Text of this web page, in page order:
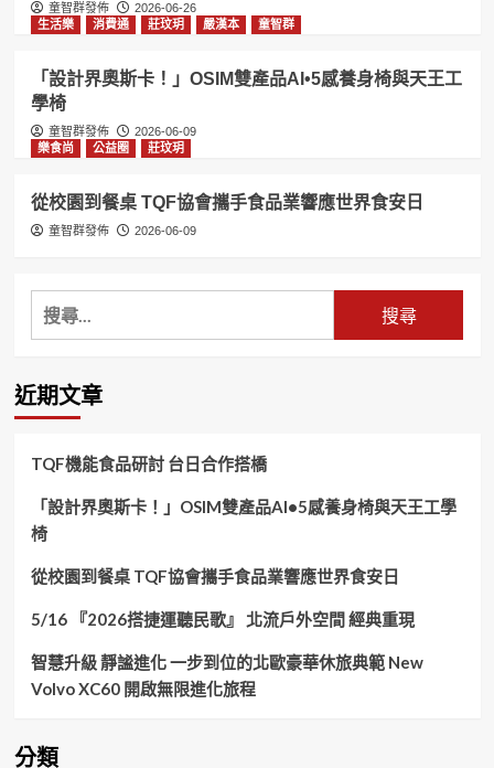
童智群發佈
2026-06-26
生活樂
消費通 莊玟玥 嚴漢本 童智群
「設計界奧斯卡！」OSIM雙產品AI•5感養身椅與天王工
學椅
童智群發佈
2026-06-09
樂食尚
公益圈 莊玟玥
從校園到餐桌 TQF協會攜手食品業響應世界食安日
童智群發佈 2026-06-09
搜
尋
鍵
字:
近期文章
TQF機能食品研討 台日合作搭橋
「設計界奧斯卡！」OSIM雙產品AI•5感養身椅與天王工學
椅
從校園到餐桌 TQF協會攜手食品業響應世界食安日
5/16 『2026搭捷運聽民歌』 北流戶外空間 經典重現
智慧升級 靜謐進化 一步到位的北歐豪華休旅典範 New
Volvo XC60 開啟無限進化旅程
分類